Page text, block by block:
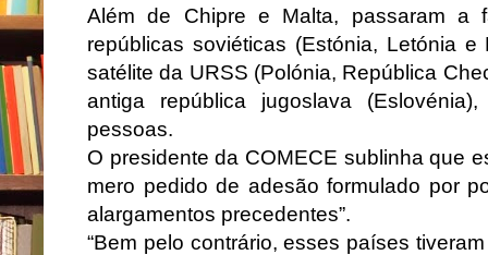
Além de Chipre e Malta, passaram a
repúblicas soviéticas (Estónia, Letónia
satélite da URSS (Polónia, República
antiga república jugoslava
pessoas.
O presidente da COMECE sublinha que
mero pedido de adesão formulado por
alargamentos precedentes”.
“Bem pelo contrário, esses países